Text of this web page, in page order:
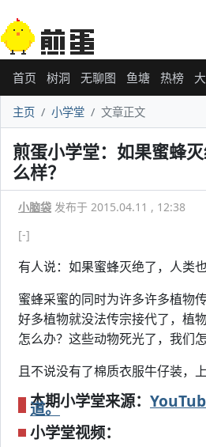
首页 树洞 无聊图 鱼塘 热榜
主页 小学堂 文章正文
煎蛋小学堂：如果蜜蜂
么样？
小脑袋 发布于 2015.04.11 , 12:38
[-]
有人说：如果蜜蜂灭绝了，人类
蜜蜂采蜜的同时为许多许多植物
好多植物就没法传宗接代了，植
怎么办？这些动物死光了，我们
且不说没有了棉质衣服牛仔装，
本期小学堂来源：
道。
小学堂视频：